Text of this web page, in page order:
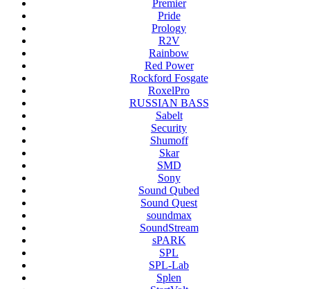
Premier
Pride
Prology
R2V
Rainbow
Red Power
Rockford Fosgate
RoxelPro
RUSSIAN BASS
Sabelt
Security
Shumoff
Skar
SMD
Sony
Sound Qubed
Sound Quest
soundmax
SoundStream
sPARK
SPL
SPL-Lab
Splen